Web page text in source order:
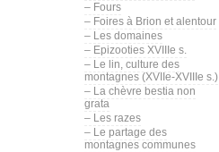
– Fours
– Foires à Brion et alentour
– Les domaines
– Epizooties XVIIIe s.
– Le lin, culture des
montagnes (XVIIe-XVIIIe s.)
– La chèvre bestia non
grata
– Les razes
– Le partage des
montagnes communes